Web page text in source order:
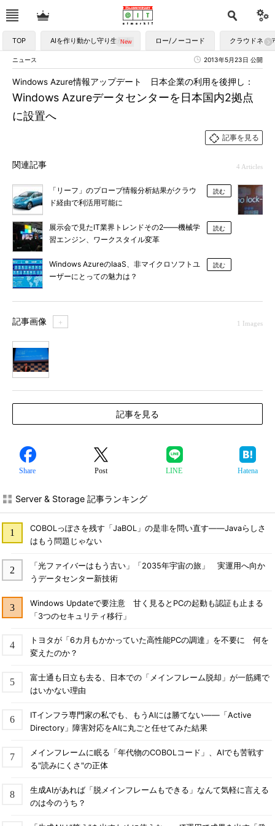
TOP AIを作り動かし守り生かす ロー/ノーコード クラウドネイ
ニュース 2013年5月23日 公開
Windows Azureデータセンターを日本国内2拠点
に設置へ
Windows Azure情報アップデート 日本企業の利用を後押し：
記事を見る
関連記事 4 Articles
「リーフ」のプローブ情報分析結果がクラウ
ド経由で利活用可能に
読む
展示会で見たIT業界トレンドその2――機械学
習エンジン、ワークスタイル変革
読む
Windows AzureのIaaS、非マイクロソフトユ
ーザーにとっての魅力は？
読む
記事画像 ＋ 1 Images
記事を見る
Share Post LINE Hatena
Server & Storage 記事ランキング
COBOLっぽさを残す「JaBOL」の是非を問い直す――Javaらしさ
はもう問題じゃない
「光ファイバーはもう古い」「2035年宇宙の旅」 実運用へ向か
うデータセンター新技術
Windows Updateで要注意 甘く見るとPCの起動も認証も止まる
「3つのセキュリティ移行」
トヨタが「6カ月もかかっていた高性能PCの調達」を不要に 何を
変えたのか？
富士通も日立も去る、日本での「メインフレーム脱却」が一筋縄で
はいかない理由
ITインフラ専門家の私でも、もうAIには勝てない――「Active
Directory」障害対応をAIに丸ごと任せてみた結果
メインフレームに眠る「年代物のCOBOLコード」、AIでも苦戦す
る"読みにくさ"の正体
生成AIがあれば「脱メインフレームもできる」なんて気軽に言える
のは今のうち？